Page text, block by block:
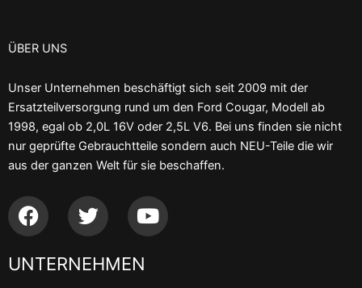
ÜBER UNS
Unser Unternehmen beschäftigt sich seit 2009 mit der
Ersatzteilversorgung rund um den Ford Cougar, Modell ab
1998, egal ob 2,0L 16V oder 2,5L V6. Bei uns finden sie nicht
nur geprüfte Gebrauchtteile sondern auch NEU-Teile die wir
aus der ganzen Welt für sie beschaffen.
F
a
e
T
w
t
Y
o
UNTERNEHMEN